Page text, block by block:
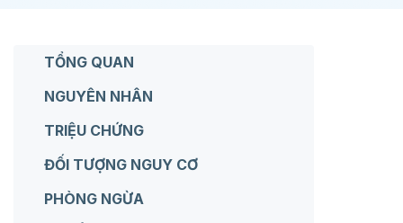
TỔNG QUAN
NGUYÊN NHÂN
TRIỆU CHỨNG
ĐỐI TƯỢNG NGUY CƠ
PHÒNG NGỪA